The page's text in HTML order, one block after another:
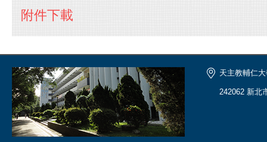
附件下載
天主教輔仁
242062 新北